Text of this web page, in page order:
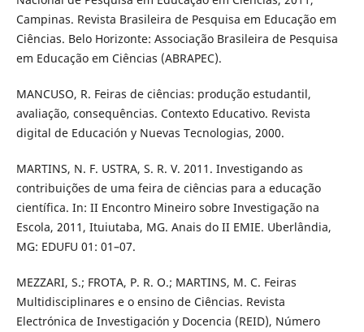
Campinas. Revista Brasileira de Pesquisa em Educação em
Ciências. Belo Horizonte: Associação Brasileira de Pesquisa
em Educação em Ciências (ABRAPEC).
MANCUSO, R. Feiras de ciências: produção estudantil,
avaliação, consequências. Contexto Educativo. Revista
digital de Educación y Nuevas Tecnologias, 2000.
MARTINS, N. F. USTRA, S. R. V. 2011. Investigando as
contribuições de uma feira de ciências para a educação
científica. In: II Encontro Mineiro sobre Investigação na
Escola, 2011, Ituiutaba, MG. Anais do II EMIE. Uberlândia,
MG: EDUFU 01: 01–07.
MEZZARI, S.; FROTA, P. R. O.; MARTINS, M. C. Feiras
Multidisciplinares e o ensino de Ciências. Revista
Electrónica de Investigación y Docencia (REID), Número